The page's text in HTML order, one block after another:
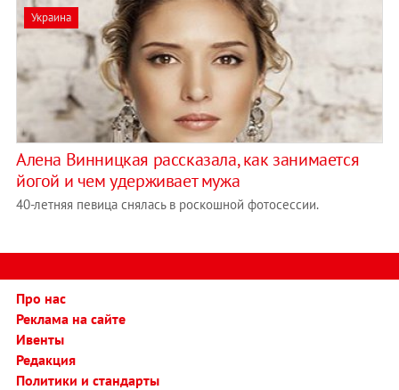
Украина
Алена Винницкая рассказала, как занимается
йогой и чем удерживает мужа
40-летняя певица снялась в роскошной фотосессии.
Про нас
Реклама на сайте
Ивенты
Редакция
Политики и стандарты